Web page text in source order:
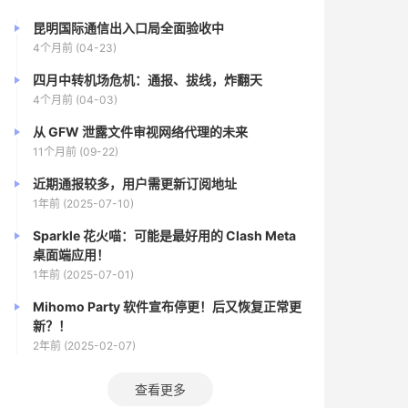
昆明国际通信出入口局全面验收中
4个月前 (04-23)
四月中转机场危机：通报、拔线，炸翻天
4个月前 (04-03)
从 GFW 泄露文件审视网络代理的未来
11个月前 (09-22)
近期通报较多，用户需更新订阅地址
1年前 (2025-07-10)
Sparkle 花火喵：可能是最好用的 Clash Meta
桌面端应用！
1年前 (2025-07-01)
Mihomo Party 软件宣布停更！后又恢复正常更
新？！
2年前 (2025-02-07)
查看更多